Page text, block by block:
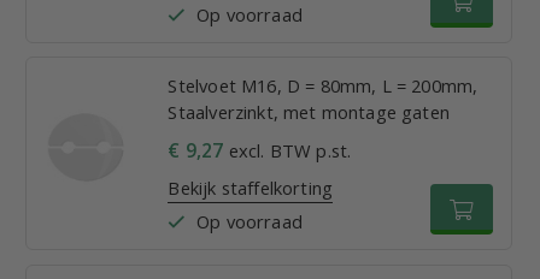
Op voorraad
Stelvoet M16, D = 80mm, L = 200mm,
Staalverzinkt, met montage gaten
€ 9,27 excl. BTW p.st.
Bekijk staffelkorting
Op voorraad